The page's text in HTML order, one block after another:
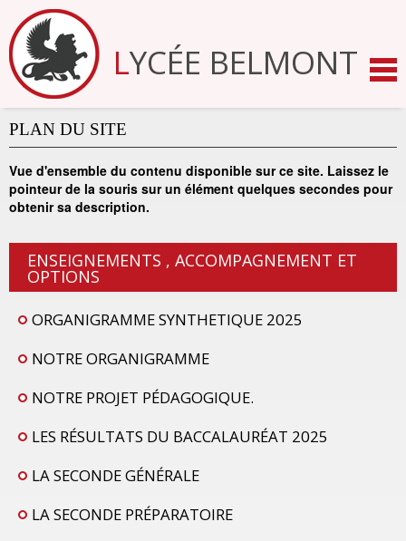
Aller
au
contenu.
|
Aller
LYCÉE BELMONT
PLAN DU SITE
Vue d'ensemble du contenu disponible sur ce site. Laissez le
pointeur de la souris sur un élément quelques secondes pour
obtenir sa description.
ENSEIGNEMENTS , ACCOMPAGNEMENT ET
OPTIONS
ORGANIGRAMME SYNTHETIQUE 2025
NOTRE ORGANIGRAMME
NOTRE PROJET PÉDAGOGIQUE.
LES RÉSULTATS DU BACCALAURÉAT 2025
LA SECONDE GÉNÉRALE
LA SECONDE PRÉPARATOIRE